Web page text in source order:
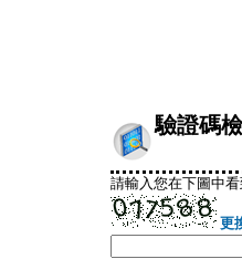
驗證碼
請輸入您在下圖中
更